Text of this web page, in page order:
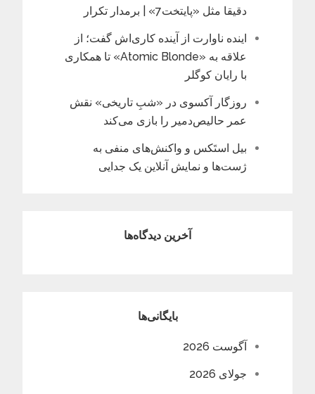
دقیقا مثل «پایتخت7» | برمدار تکرار
اینده ناوارت از آینده کاری‌اش گفت؛ از
علاقه به «Atomic Blonde» تا همکاری
با رایان کوگلر
روزگار آکسوی در «شبِ تاریخی» نقش
عمر حالیص‌دمیر را بازی می‌کند
بیل استَکس و واکنش‌های منفی به
ژست‌ها و نمایش آنلاین یک جدایی
آخرین دیدگاه‌ها
بایگانی‌ها
آگوست 2026
جولای 2026